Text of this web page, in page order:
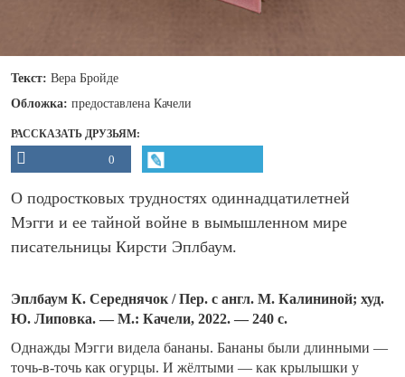
Текст: Вера Бройде
Обложка: предоставлена Качели
РАССКАЗАТЬ ДРУЗЬЯМ:
0
О подростковых трудностях одиннадцатилетней
Мэгги и ее тайной войне в вымышленном мире
писательницы Кирсти Эплбаум.
Эплбаум К. Середнячок / Пер. с англ. М. Калининой; худ.
Ю. Липовка. — М.: Качели, 2022. — 240 с.
Однажды Мэгги видела бананы. Бананы были длинными —
точь-в-точь как огурцы. И жёлтыми — как крылышки у